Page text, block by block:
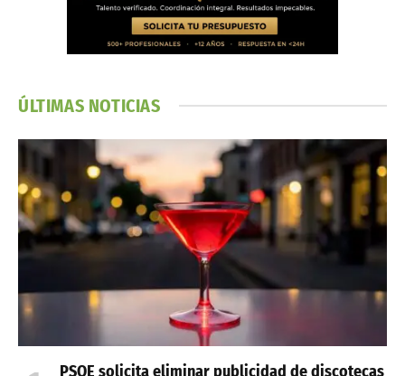
ÚLTIMAS NOTICIAS
PSOE solicita eliminar publicidad de discotecas